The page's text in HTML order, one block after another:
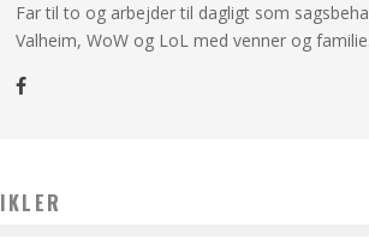
Far til to og arbejder til dagligt som
Valheim, WoW og LoL med venner og familie.